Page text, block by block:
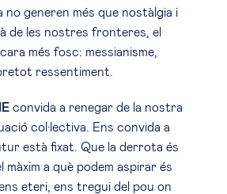
no generen més que nostàlgia i
de les nostres fronteres, el
més fosc: messianisme,
ressentiment.
convida a renegar de la nostra
col·lectiva. Ens convida a
està fixat. Que la derrota és
màxim a què podem aspirar és
eteri, ens tregui del pou on